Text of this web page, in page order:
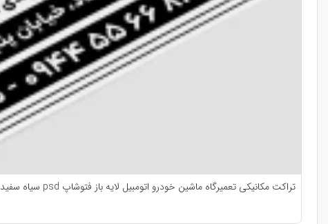
تراکت مکانیکی تعمیرگاه ماشین خودرو اتومبیل لایه باز فتوشاپ psd سیاه سفید